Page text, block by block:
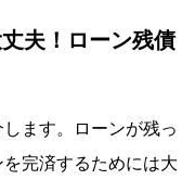
夫！ローン残債
ます。ローンが残っ
完済するためには大